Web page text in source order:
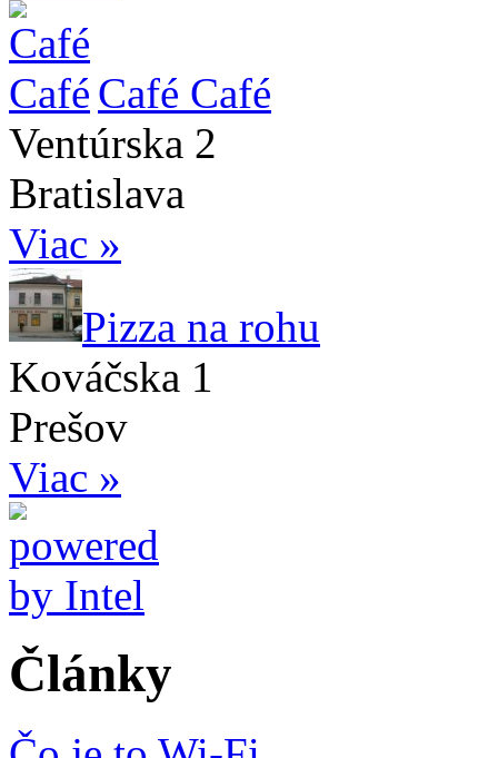
Café Café
Ventúrska 2
Bratislava
Viac »
Pizza na rohu
Kováčska 1
Prešov
Viac »
Články